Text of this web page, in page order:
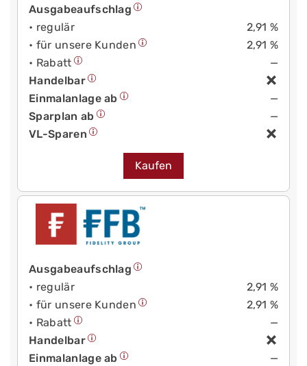
Ausgabeaufschlag
• regulär
2,91 %
• für unsere Kunden
2,91 %
• Rabatt
—
Handelbar
Einmalanlage ab
—
Sparplan ab
—
VL-Sparen
Kaufen
Ausgabeaufschlag
• regulär
2,91 %
• für unsere Kunden
2,91 %
• Rabatt
—
Handelbar
Einmalanlage ab
—